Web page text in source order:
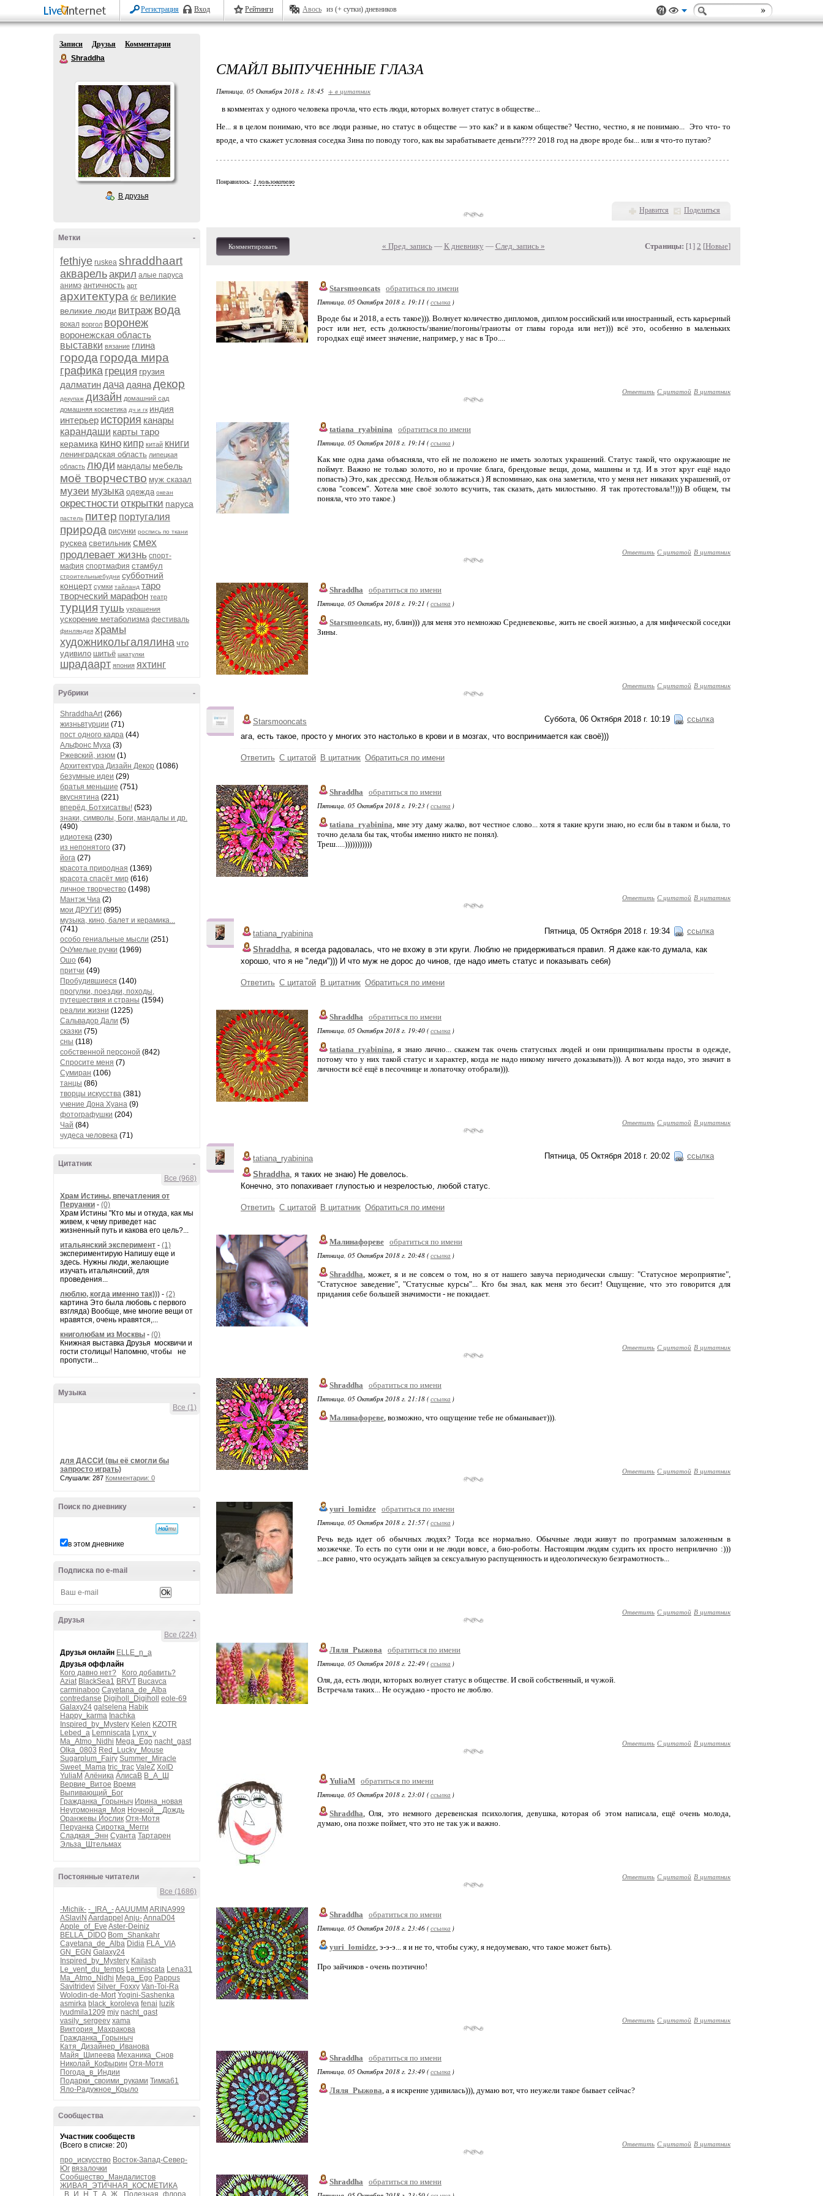
Регистрация Вход Рейтинги Авось из (+ сутки) дневников
Записи Друзья
Комментарии
Shraddha
В друзья
-
Метки
fethiye ruskea shraddhaart
акварельакрил алые паруса
анимэ античность арт
архитектура бг великие
великие люди витраж вода
вокал воргол воронеж
воронежская область
выставки вязание глина
города города мира
графика греция грузия
далматин дача даянадекор
декупаж дизайн домашний сад
домашняя косметика дч и гк индия
интерьер история канары
карандаши карты таро
керамика кино кипр китай книги
ленинградская область липецкая
область люди мандалы мебель
моё творчество муж сказал
музеи музыка одежда океан
окрестности открытки паруса
пастель питер португалия
природа рисунки роспись по ткани
рускеа светильник смех
продлевает жизнь спорт-
мафия спортмафия стамбул
строительныебудни субботний
концерт сумки тайланд таро
творческий марафон театр
турция тушь украшения
ускорение метаболизма фестиваль
финляндия храмы
художникольгалялина что
удивило шитьё шкатулки
шрадаарт япония яхтинг
-
Рубрики
ShraddhaArt(266)
жизньвтурции (71)
пост одного кадра (44)
Альфонс Муха (3)
Ржевский, изюм (1)
Архитектура Дизайн Декор (1086)
безумные идеи (29)
братья меньшие (751)
вкуснятина (221)
вперёд, Ботхисатвы! (523)
знаки, символы, Боги, мандалы и др.
(490)
идиотека (230)
из непонятого (37)
йога (27)
красота природная (1369)
красота спасёт мир (616)
личное творчество (1498)
Мантэк Чиа (2)
мои ДРУГИ! (895)
музыка, кино, балет и керамика...
(741)
особо гениальные мысли (251)
ОчУмелые ручки (1969)
Ошо (64)
притчи (49)
Пробудившиеся (140)
прогулки, поездки, походы,
путешествия и страны (1594)
реалии жизни (1225)
Сальвадор Дали (5)
сказки (75)
сны (118)
собственной персоной (842)
Спросите меня (7)
Сумиран (106)
танцы (86)
творцы искусства (381)
учение Дона Хуана (9)
фотографушки (204)
Чай (84)
чудеса человека (71)
-
Цитатник
Все (968)
Храм Истины, впечатления от
Перуанки - (0)
Храм Истины "Кто мы и откуда, как мы
живем, к чему приведет нас
жизненный путь и какова его цель?...
итальянский эксперимент - (1)
экспериментирую Напишу еще и
здесь. Нужны люди, желающие
изучать итальянский, для
проведения...
люблю, когда именно так))) - (2)
картина Это была любовь с первого
взгляда) Вообще, мне многие вещи от
нравятся, очень нравятся,...
книголюбам из Москвы - (0)
Книжная выставка Друзья москвичи и
гости столицы! Напомню, чтобы не
пропусти...
-
Музыка
Все (1)
для ДАССИ (вы её смогли бы
запросто играть)
Слушали: 287 Комментарии: 0
-
Поиск по дневнику
в этом дневнике
-
Подписка по e-mail
-
Друзья
Все (224)
Друзья онлайн ELLE_n_a
Друзья оффлайн
Кого давно нет?
Кого добавить?
Aziat BlackSea1 BRVT Bucavca
carminaboo Cayetana_de_Alba
contredanse Digiholl_Digiholl
eole-69
Galaxy24 galselena Habik
Happy_karma Inachka
Inspired_by_Mystery Kelen KZOTR
Lebed_a Lemniscata Lynx_y
Ma_Atmo_Nidhi Mega_Ego nacht_gast
Olka_0803 Red_Lucky_Mouse
Sugarplum_Fairy Summer_Miracle
Sweet_Mama tric_trac ValeZ XoID
YuliaM Алёника АлисаВ В_А_Ш
Вервие_Витое Время
Выпивающий_Бог
Гражданка_Горыныч Ирина_новая
Неугомонная_Моя Ночной__Дождь
Оранжевы Йослик Отя-Мотя
Перуанка Сиротка_Мегги
Сладкая_Энн Суанта Тартарен
Эльза_Штельмах
-
Постоянные читатели
Все (1686)
-Michik- -_IRA_-AAUUMM ARINA999
ASlaviN Aardappel Anju-AnnaD04
Apple_of_Eve Aster-Deiniz
BELLA_DIDO Bom_Shankahr
Cayetana_de_Alba Didia FLA_VIA
GN_EGN Galaxy24
Inspired_by_Mystery Kailash
Le_vent_du_temps Lemniscata Lena31
Ma_Atmo_Nidhi Mega_Ego Pappus
Savitridevi Silver_Foxxy Van-Toi-Ra
Wolodin-de-Mort Yogini-Sashenka
asmirka black_koroleva fenai luzik
lyudmila1209 mjv nacht_gast
vasily_sergeev xama
Виктория_Махракова
Гражданка_Горыныч
Катя_Дизайнер_Иванова
Майя_Шипеева Механика_Снов
Николай_Кофырин Отя-Мотя
Погода_в_Индии
Подарки_своими_руками Тимка61
Яло-Радужное_Крыло
-
Сообщества
Участник сообществ
(Всего в списке: 20)
про_искусство Восток-Запад-Север-
Юг вязалочки
Сообщество_Мандалистов
ЖИВАЯ_ЭТИЧНАЯ_КОСМЕТИКА
_В_И_Н_Т_А_Ж_
Полезная_флора
СМАЙЛ ВЫПУЧЕННЫЕ ГЛАЗА
Пятница, 05 Октября 2018 г. 18:45 + в цитатник
в комментах у одного человека прочла, что есть люди, которых волнует статус в обществе...
Не... я в целом понимаю, что все люди разные, но статус в обществе — это как? и в каком обществе? Честно, честно, я не понимаю... Это что- то
вроде, а что скажет условная соседка Зина по поводу того, как вы зарабатываете деньги???? 2018 год на дворе вроде бы... или я что-то путаю?
Понравилось: 1 пользователю
Нравится Поделиться
Комментировать « Пред. запись— К дневнику — След. запись » Страницы: [1] 2 [Новые]
Starsmooncats обратиться по имени
Пятница, 05 Октября 2018 г. 19:11 (ссылка )
Вроде бы и 2018, а есть такое))). Волнует количество дипломов, диплом российский или иностранный, есть карьерный
рост или нет, есть должность/звание/погоны/граиоты от главы города или нет))) всё это, особенно в маленьких
городках ещё имеет значение, например, у нас в Тро....
Ответить С цитатой В цитатник
tatiana_ryabinina
обратиться по имени
Пятница, 05 Октября 2018 г. 19:14 (ссылка )
Как мне одна дама объясняла, что ей не положено не иметь золотых украшений. Статус такой, что окружающие не
поймут. Важно не только золото, но и прочие блага, брендовые вещи, дома, машины и тд. И в этот круг ещё надо
попасть) Это, как дресскод. Нельзя облажаться.) Я вспоминаю, как она заметила, что у меня нет никаких украшений, от
слова "совсем". Хотела мне своё золото всучить, так сказать, дать милостыню. Я так протестовала!!))) В общем, ты
поняла, что это такое.)
Ответить С цитатой В цитатник
Shraddha
обратиться по имени
Пятница, 05 Октября 2018 г. 19:21 (ссылка )
Starsmooncats, ну, блин))) для меня это немножко Средневековье, жить не своей жизнью, а для мифической соседки
Зины.
Ответить С цитатой В цитатник
Суббота, 06 Октября 2018 г. 10:19 ссылка
Starsmooncats
ага, есть такое, просто у многих это настолько в крови и в мозгах, что воспринимается как своё)))
Ответить С цитатой В цитатник Обратиться по имени
Shraddha
обратиться по имени
Пятница, 05 Октября 2018 г. 19:23 (ссылка )
tatiana_ryabinina, мне эту даму жалко, вот честное слово... хотя я такие круги знаю, но если бы в таком и была, то
точно делала бы так, чтобы именно никто не понял).
Треш.....)))))))))))
Ответить С цитатой В цитатник
Пятница, 05 Октября 2018 г. 19:34 ссылка
tatiana_ryabinina
Shraddha, я всегда радовалась, что не вхожу в эти круги. Люблю не придерживаться правил. Я даже как-то думала, как
хорошо, что я не "леди"))) И что муж не дорос до чинов, где надо иметь статус и показывать себя)
Ответить С цитатой В цитатник Обратиться по имени
Shraddha
обратиться по имени
Пятница, 05 Октября 2018 г. 19:40 (ссылка )
tatiana_ryabinina, я знаю лично... скажем так очень статусных людей и они принципиальны просты в одежде,
потому что у них такой статус и характер, когда не надо никому ничего доказывать))). А вот когда надо, это значит в
личности всё ещё в песочнице и лопаточку отобрали))).
Ответить С цитатой В цитатник
Пятница, 05 Октября 2018 г. 20:02 ссылка
tatiana_ryabinina
Shraddha, я таких не знаю) Не довелось.
Конечно, это попахивает глупостью и незрелостью, любой статус.
Ответить С цитатой В цитатник Обратиться по имени
Малинафореве обратиться по имени
Пятница, 05 Октября 2018 г. 20:48 (ссылка )
Shraddha, может, я и не совсем о том, но я от нашего завуча периодически слышу: "Статусное мероприятие",
"Статусное заведение", "Статусные курсы"... Кто бы знал, как меня это бесит! Ощущение, что это говорится для
придания себе большей значимости - не покидает.
Ответить С цитатой В цитатник
Shraddha
обратиться по имени
Пятница, 05 Октября 2018 г. 21:18 (ссылка )
Малинафореве, возможно, что ощущение тебе не обманывает))).
Ответить С цитатой В цитатник
yuri_lomidze обратиться по имени
Пятница, 05 Октября 2018 г. 21:57 (ссылка )
Речь ведь идет об обычных людях? Тогда все нормально. Обычные люди живут по программам заложенным в
мозжечке. То есть по сути они и не люди вовсе, а био-роботы. Настоящим людям судить их просто неприлично :)))
...все равно, что осуждать зайцев за сексуальную распущенность и идеологическую безграмотность...
Ответить С цитатой В цитатник
Ляля_Рыжова
обратиться по имени
Пятница, 05 Октября 2018 г. 22:49 (ссылка )
Оля, да, есть люди, которых волнует статус в обществе. И свой собственный, и чужой.
Встречала таких... Не осуждаю - просто не люблю.
Ответить С цитатой В цитатник
YuliaM обратиться по имени
Пятница, 05 Октября 2018 г. 23:01 (ссылка )
Shraddha, Оля, это немного деревенская психология, девушка, которая об этом написала, ещё очень молода,
думаю, она позже поймет, что это не так уж и важно.
Ответить С цитатой В цитатник
Shraddha
обратиться по имени
Пятница, 05 Октября 2018 г. 23:46 (ссылка )
yuri_lomidze, э-э-э... я и не то, чтобы сужу, я недоумеваю, что такое может быть).
Про зайчиков - очень поэтично!
Ответить С цитатой В цитатник
Shraddha
обратиться по имени
Пятница, 05 Октября 2018 г. 23:49 (ссылка )
Ляля_Рыжова, а я искренне удивилась))), думаю вот, что неужели такое бывает сейчас?
Ответить С цитатой В цитатник
Shraddha
обратиться по имени